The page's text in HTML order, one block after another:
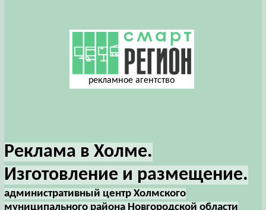
рекламное агентство
Реклама в Холме.
Изготовление и размещение.
административный центр Холмского
муниципального района Новгородской области